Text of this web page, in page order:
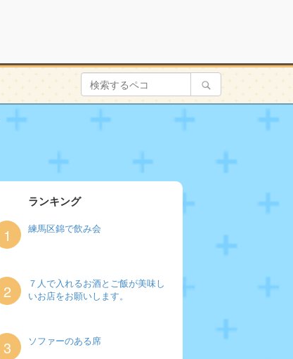
ランキング
1 練馬区錦で飲み会
2
７人で入れるお酒とご飯が美味し
いお店をお願いします。
3 ソファーのある席